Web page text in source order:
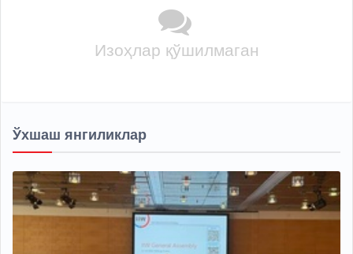
Изоҳлар қўшилмаган
Ўхшаш янгиликлар